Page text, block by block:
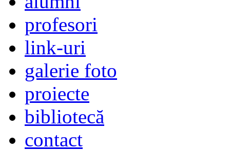
profesori
link-uri
galerie foto
proiecte
bibliotecă
contact